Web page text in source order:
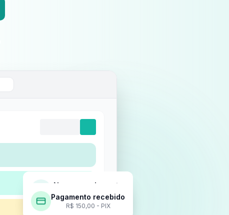
Novo agendamento
Cliente agendou sozinho
Pagamento recebido
R$ 150,00 - PIX